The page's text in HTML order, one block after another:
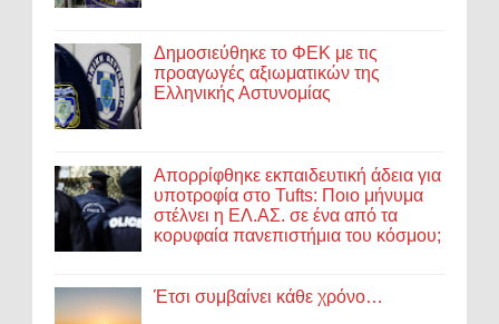
Δημοσιεύθηκε το ΦΕΚ με τις
προαγωγές αξιωματικών της
Ελληνικής Αστυνομίας
Απορρίφθηκε εκπαιδευτική άδεια για
υποτροφία στο Tufts: Ποιο μήνυμα
στέλνει η ΕΛ.ΑΣ. σε ένα από τα
κορυφαία πανεπιστήμια του κόσμου;
Έτσι συμβαίνει κάθε χρόνο…